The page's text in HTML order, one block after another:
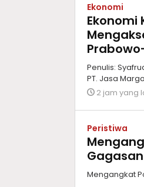
Ekonomi
Penulis:
PT. Jasa
2 jam yang
Peristiwa
Mengangkat